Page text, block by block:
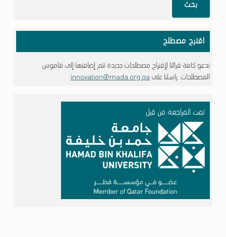
بحث
اقترح مصطلح
ندعو كافة قرائنا لإقتراح مصطلحات جديدة تتم إضافتها إلى قاموس
المصطلحات. راسلنا على innovation@mada.org.qa
تمت المراجعة من قبل